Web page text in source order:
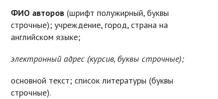
ФИО авторов (шрифт полужирный, буквы
строчные); учреждение, город, страна на
английском языке;
электронный адрес (курсив, буквы строчные);
основной текст; список литературы (буквы
строчные).